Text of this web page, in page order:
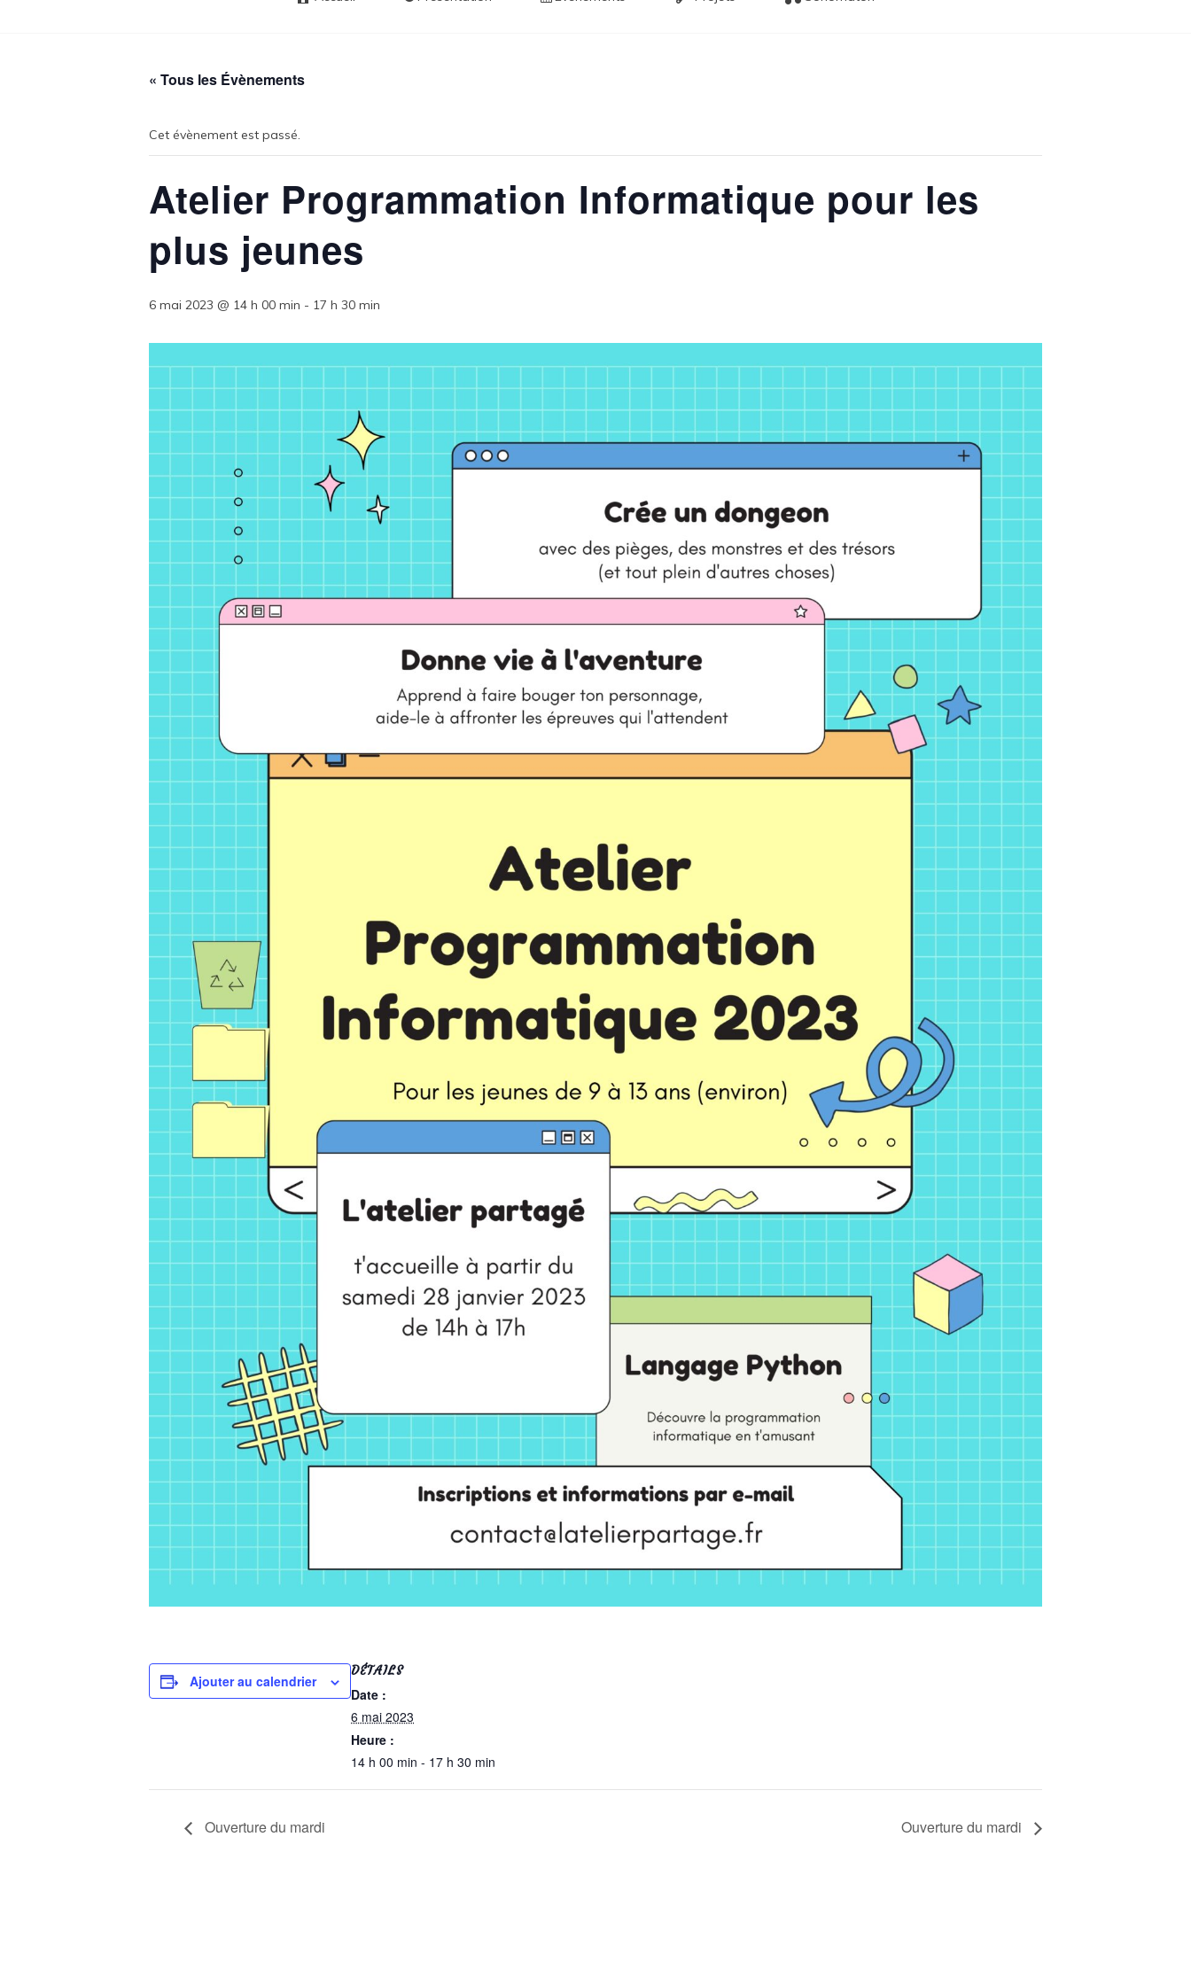
« Tous les Évènements
Cet évènement est passé.
Atelier Programmation Informatique pour les
plus jeunes
6 mai 2023 @ 14 h 00 min - 17 h 30 min
Ajouter au calendrier
DÉTAILS
Date :
6 mai 2023
Heure :
14 h 00 min - 17 h 30 min
Ouverture du mardi Ouverture du mardi